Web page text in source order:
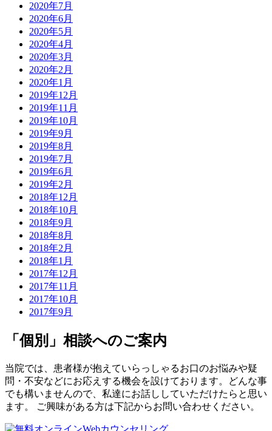
2020年7月
2020年6月
2020年5月
2020年4月
2020年3月
2020年2月
2020年1月
2019年12月
2019年11月
2019年10月
2019年9月
2019年8月
2019年7月
2019年6月
2019年2月
2018年12月
2018年10月
2018年9月
2018年8月
2018年2月
2018年1月
2017年12月
2017年11月
2017年10月
2017年9月
「個別」相談へのご案内
当院では、患者様が抱えていらっしゃるお口のお悩みや疑
問・不安などにお応えする機会を設けております。どんな事
でも構いませんので、私達にお話ししていただけたらと思い
ます。 ご興味がある方は下記からお問い合わせください。